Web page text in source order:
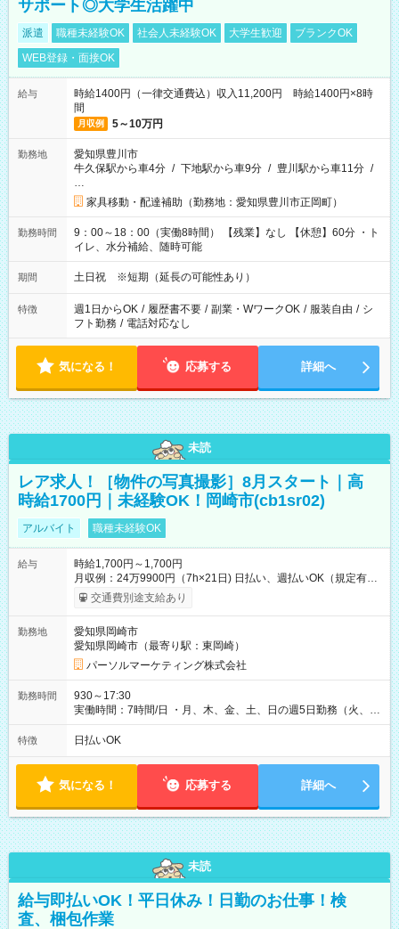
サポート◎大学生活躍中
派遣 職種未経験OK 社会人未経験OK 大学生歓迎
ブランクOK
WEB登録・面接OK
給与
時給1400円（一律交通費込）収入11,200円 時給1400円×8時
間
月収例 5～10万円
勤務地
愛知県豊川市
牛久保駅から車4分 / 下地駅から車9分 / 豊川駅から車11分 /
…
家具移動・配達補助（勤務地：愛知県豊川市正岡町）
勤務時間
9：00～18：00（実働8時間） 【残業】なし 【休憩】60分 ・ト
イレ、水分補給、随時可能
期間 土日祝 ※短期（延長の可能性あり）
特徴 週1日からOK / 履歴書不要 / 副業・WワークOK / 服装自由 / シ
フト勤務 / 電話対応なし
気になる！ 応募する 詳細へ
未読
レア求人！［物件の写真撮影］8月スタート｜高
時給1700円｜未経験OK！岡崎市(cb1sr02)
アルバイト 職種未経験OK
給与
時給1,700円～1,700円
月収例：24万9900円（7h×21日) 日払い、週払いOK（規定有
り） 【試用期間】試用期間なし
交通費別途支給あり
勤務地
愛知県岡崎市
愛知県岡崎市（最寄り駅：東岡崎）
パーソルマーケティング株式会社
勤務時間
930～17:30
実働時間：7時間/日 ・月、木、金、土、日の週5日勤務（火、水
は固定休です／夏季、年末年始等、長期休暇有り！） ・ワンシ
フト！ 残業ほぼナシ（0～5h/月）
特徴 日払いOK
気になる！ 応募する 詳細へ
未読
給与即払いOK！平日休み！日勤のお仕事！検
査、梱包作業